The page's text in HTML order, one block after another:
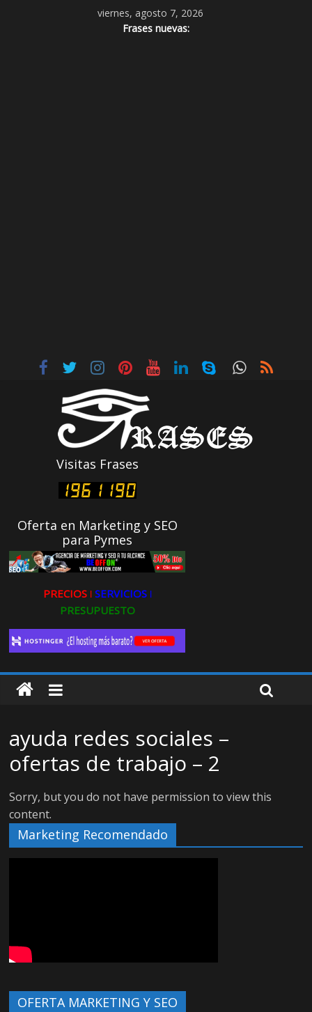
viernes, agosto 7, 2026
Frases nuevas:
Visitas Frases
Oferta en Marketing y SEO
para Pymes
PRECIOS ǀ SERVICIOS ǀ
PRESUPUESTO
ayuda redes sociales –
ofertas de trabajo – 2
Sorry, but you do not have permission to view this
content.
Marketing Recomendado
OFERTA MARKETING Y SEO